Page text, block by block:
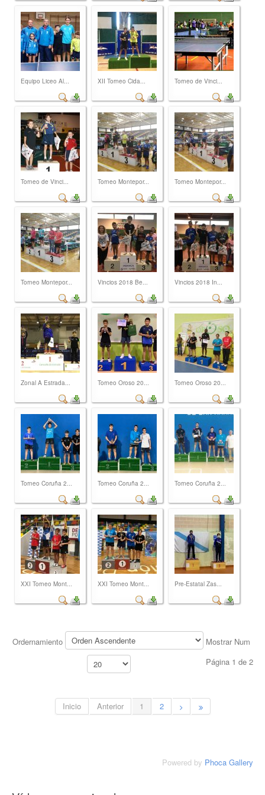
Equipo Liceo Al... XII Torneo Cida... Torneo de Vinci...
Torneo de Vinci... Torneo Montepor... Torneo Montepor...
Torneo Montepor... Vincios 2018 Be... Vincios 2018 In...
Zonal A Estrada... Torneo Oroso 20... Torneo Oroso 20...
Torneo Coruña 2... Torneo Coruña 2... Torneo Coruña 2...
XXI Torneo Mont... XXI Torneo Mont... Pre-Estatal Zas...
Ordernamiento
Mostrar Num
Página 1 de 2
Inicio Anterior 1 2
Powered by Phoca Gallery